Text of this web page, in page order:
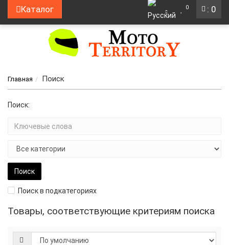
: 0
Каталог 0
Главная Поиск
Поиск:
Поиск в подкатегориях
Товары, соответствующие критериям поиска